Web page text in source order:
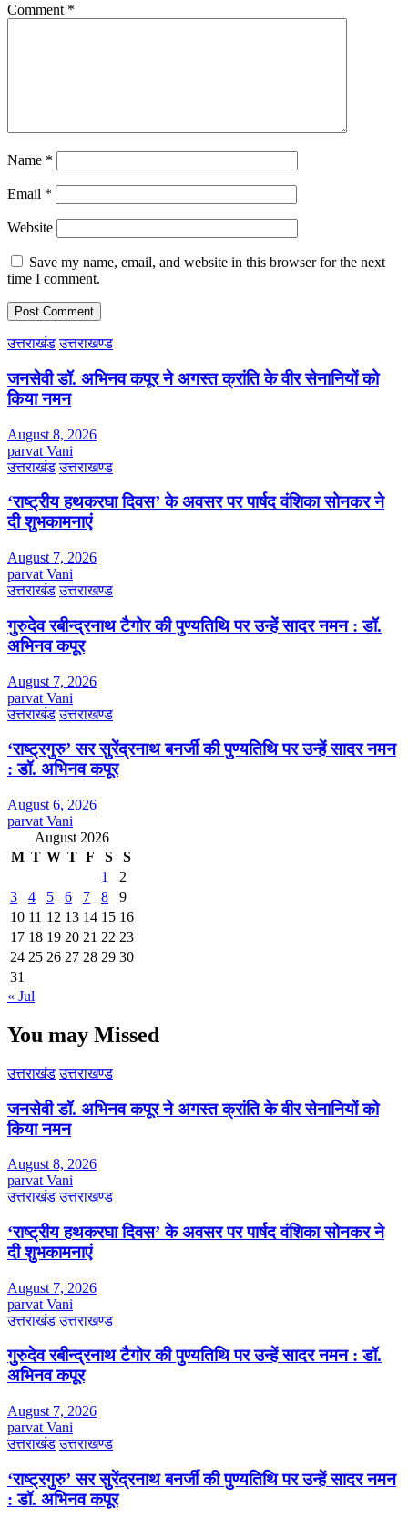
Comment *
Name *
Email *
Website
Save my name, email, and website in this browser for the next
time I comment.
उत्तराखंड उत्तराखण्ड
जनसेवी डॉ. अभिनव कपूर ने अगस्त क्रांति के वीर सेनानियों को
किया नमन
August 8, 2026
parvat Vani
उत्तराखंड उत्तराखण्ड
‘राष्ट्रीय हथकरघा दिवस’ के अवसर पर पार्षद वंशिका सोनकर ने
दी शुभकामनाएं
August 7, 2026
parvat Vani
उत्तराखंड उत्तराखण्ड
गुरुदेव रबीन्द्रनाथ टैगोर की पुण्यतिथि पर उन्हें सादर नमन : डॉ.
अभिनव कपूर
August 7, 2026
parvat Vani
उत्तराखंड उत्तराखण्ड
‘राष्ट्रगुरु’ सर सुरेंद्रनाथ बनर्जी की पुण्यतिथि पर उन्हें सादर नमन
: डॉ. अभिनव कपूर
August 6, 2026
parvat Vani
August 2026
M T W T F S
S
1
2
3
4 5 6 7 8
9
10 11 12 13 14 15 16
17 18 19 20 21 22 23
24 25 26 27 28 29 30
31
« Jul
You may Missed
उत्तराखंड उत्तराखण्ड
जनसेवी डॉ. अभिनव कपूर ने अगस्त क्रांति के वीर सेनानियों को
किया नमन
August 8, 2026
parvat Vani
उत्तराखंड उत्तराखण्ड
‘राष्ट्रीय हथकरघा दिवस’ के अवसर पर पार्षद वंशिका सोनकर ने
दी शुभकामनाएं
August 7, 2026
parvat Vani
उत्तराखंड उत्तराखण्ड
गुरुदेव रबीन्द्रनाथ टैगोर की पुण्यतिथि पर उन्हें सादर नमन : डॉ.
अभिनव कपूर
August 7, 2026
parvat Vani
उत्तराखंड उत्तराखण्ड
‘राष्ट्रगुरु’ सर सुरेंद्रनाथ बनर्जी की पुण्यतिथि पर उन्हें सादर नमन
: डॉ. अभिनव कपूर